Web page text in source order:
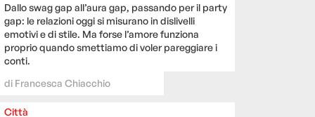
Dallo swag gap all’aura gap, passando per il party
gap: le relazioni oggi si misurano in dislivelli
emotivi e di stile. Ma forse l’amore funziona
proprio quando smettiamo di voler pareggiare i
conti.
di Francesca Chiacchio
Città